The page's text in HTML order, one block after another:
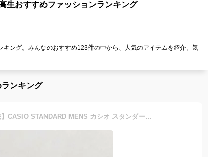
生おすすめファッションランキング
キング。みんなのおすすめ123件の中から、人気のアイテムを紹介。気
ランキング
【10年保証】【日本未発売】CASIO STANDARD MENS カシオ スタンダード MW-240 腕時計 時計 ブランド メンズ レディース キッズ 子供 男の子 女の子 チープカシオ チプカシ アナログ 軽量 薄型 ビジネス ブラック 黒 金 青 白 海外モデル ギフト プレゼント